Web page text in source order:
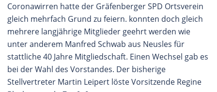
Coronawirren hatte der Gräfenberger SPD Ortsverein
gleich mehrfach Grund zu feiern. konnten doch gleich
mehrere langjährige Mitglieder geehrt werden wie
unter anderem Manfred Schwab aus Neusles für
stattliche 40 Jahre Mitgliedschaft. Einen Wechsel gab es
bei der Wahl des Vorstandes. Der bisherige
Stellvertreter Martin Leipert löste Vorsitzende Regine